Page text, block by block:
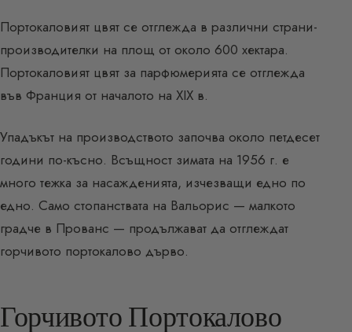
Портокаловият цвят се отглежда в различни страни-
производителки на площ от около 600 хектара.
Портокаловият цвят за парфюмерията се отглежда
във Франция от началото на XIX в.
Упадъкът на производството започва около петдесет
години по-късно. Всъщност зимата на 1956 г. е
много тежка за насажденията, изчезващи едно по
едно. Само стопанствата на Вальорис — малкото
градче в Прованс — продължават да отглеждат
горчивото портокалово дърво.
Горчивото Портокалово